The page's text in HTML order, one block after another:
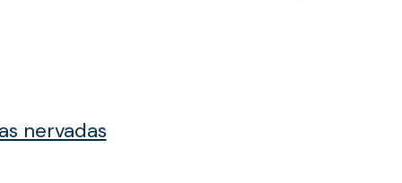
nervadas